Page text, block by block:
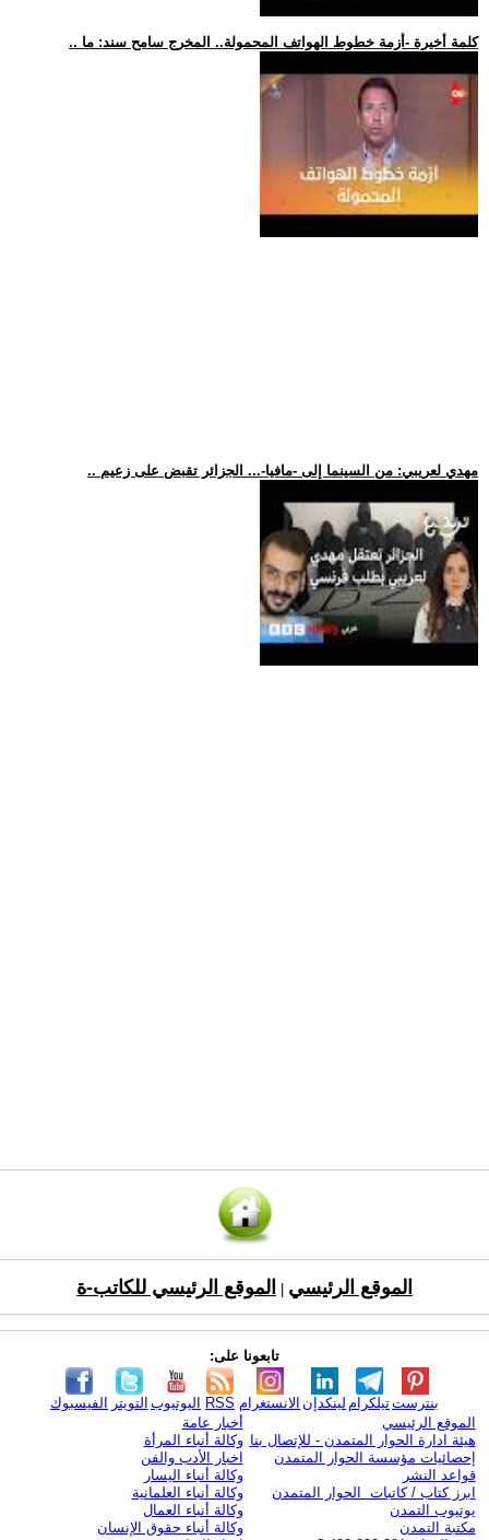
.. كلمة أخيرة -أزمة خطوط الهواتف المحمولة.. المخرج سامح سند: ما
.. مهدي لعريبي: من السينما إلى -مافيا-... الجزائر تقبض على زعيم
الموقع الرئيسي الموقع الرئيسي للكاتب-ة
تابعونا على:
الفيسبوك التويتر اليوتيوب RSS الانستغرام لينكدإن تيلكرامبنترست
الموقع الرئيسي
هيئة ادارة الحوار المتمدن - للإتصال بنا
إحصائيات مؤسسة الحوار المتمدن
قواعد النشر
ابرز كتاب / كاتبات الحوار المتمدن
يوتيوب التمدن
مكتبة التمدن
أخبار عامة
وكالة أنباء المرأة
اخبار الأدب والفن
وكالة أنباء اليسار
وكالة أنباء العلمانية
وكالة أنباء العمال
وكالة أنباء حقوق الإنسان